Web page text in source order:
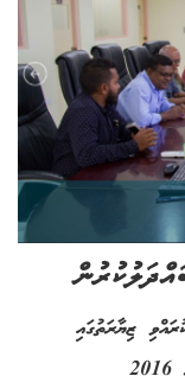
ޒިޔާރަތުގައި